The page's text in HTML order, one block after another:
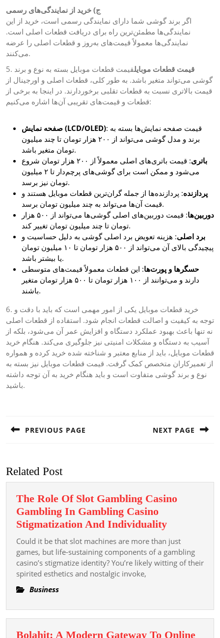
ج) خرید از نمایندگی‌های رسمی
اگر برند گوشی شما دارای نمایندگی رسمی است، خرید از این
نمایندگی‌ها مطمئن‌ترین راه برای دریافت قطعات اصلی است.
نمایندگی‌ها معمولاً قیمت‌های به‌روز و قطعات اصلی را عرضه
می‌کنند.
5.
قیمت قطعات موبایلقیمت قطعات موبایل بسته به نوع و برند
گوشی می‌تواند متغیر باشد. به طور کلی، قطعات اصلی و اورجینال از
قیمت بالاتری نسبت به قطعات تقلبی برخوردارند. در اینجا به برخی از
قطعات و قیمت‌های تقریبی آن‌ها اشاره می‌کنیم:
صفحه نمایش (LCD/OLED): قیمت صفحه نمایش‌ها بسته به
برند و مدل گوشی می‌تواند از ۲۰۰ هزار تومان تا چند میلیون
تومان متغیر باشد.
باتری
: قیمت باتری‌های اصلی معمولاً از ۲۰۰ هزار تومان شروع
می‌شود و ممکن است برای گوشی‌های پرچم‌دار تا ۲ میلیون
تومان نیز برسد.
پردازنده: پردازنده‌ها از جمله گران‌ترین قطعات موبایل هستند و
قیمت آن‌ها می‌تواند به چند میلیون تومان برسد.
دوربین‌ها
: قیمت دوربین‌های اصلی گوشی‌ها می‌تواند از ۵۰۰ هزار
تومان تا چند میلیون تومان تغییر کند.
برد اصلی: هزینه تعویض برد اصلی گوشی به دلیل حساسیت و
پیچیدگی بالای آن می‌تواند از ۵۰۰ هزار تومان تا ۱۰ میلیون تومان
یا بیشتر باشد.
حسگرها و پورت‌ها: این قطعات معمولاً قیمت‌های متوسطی
دارند و می‌توانند از ۱۰۰ هزار تومان تا ۵۰۰ هزار تومان متغیر
باشند.
6. خرید قطعات موبایل یکی از امور مهمی است که باید با دقت و
توجه به کیفیت و اصالت قطعات انجام شود. استفاده از قطعات اصلی
نه تنها باعث بهبود عملکرد دستگاه و افزایش عمر آن می‌شود، بلکه از
آسیب به دستگاه و مشکلات امنیتی نیز جلوگیری می‌کند. هنگام خرید
قطعات موبایل، باید از منابع معتبر و شناخته شده خرید کرده و همواره
از تعمیرکاران متخصص کمک گرفت. قیمت قطعات موبایل نیز بسته به
نوع و برند گوشی متفاوت است و باید هنگام خرید به آن توجه داشته
باشید.
PREVIOUS PAGE NEXT PAGE
Related Post
The Role Of Slot Gambling Casino
Gambling In Gambling Casino
Stigmatization And IndividualityThe
Role
Of
Slot
In
Could it be that slot machines are more than just
games, but life-sustaining components of a gambling
casino’s stigmatize identity? You’re likely witting of their
spirited esthetics and nostalgic invoke,
Business
Bolahit: A Modern Gateway To Online